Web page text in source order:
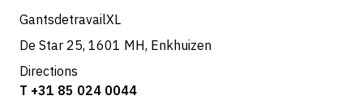
GantsdetravailXL
De Star 25, 1601 MH, Enkhuizen
Directions
T +31 85 024 0044